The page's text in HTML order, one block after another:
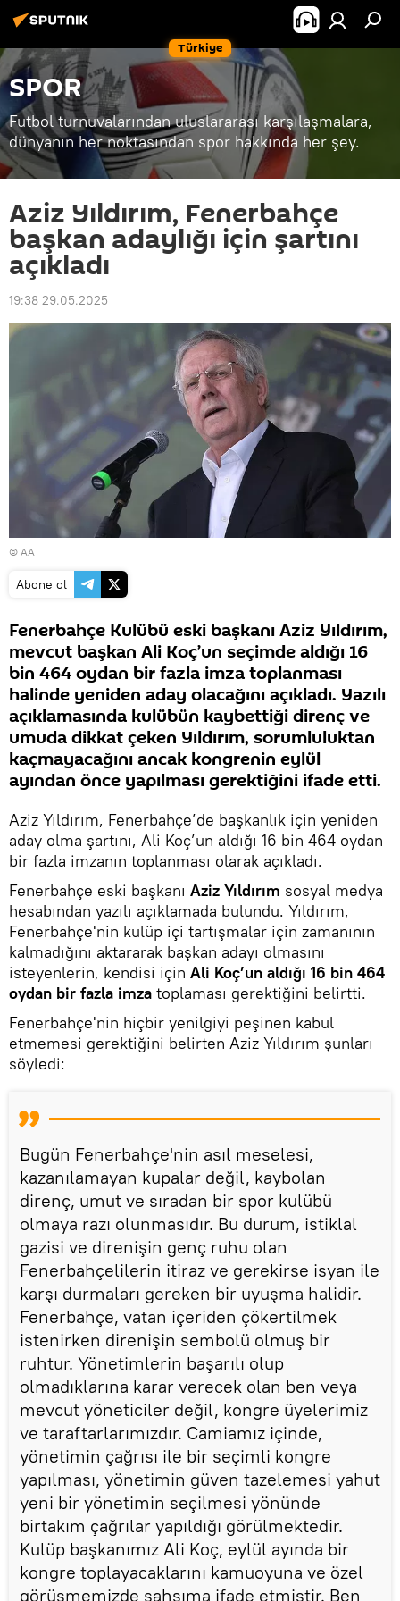
Türkiye
SPOR
Futbol turnuvalarından uluslararası karşılaşmalara,
dünyanın her noktasından spor hakkında her şey.
Aziz Yıldırım, Fenerbahçe
başkan adaylığı için şartını
açıkladı
19:38 29.05.2025
© AA
Abone ol
Fenerbahçe Kulübü eski başkanı Aziz Yıldırım,
mevcut başkan Ali Koç’un seçimde aldığı 16
bin 464 oydan bir fazla imza toplanması
halinde yeniden aday olacağını açıkladı. Yazılı
açıklamasında kulübün kaybettiği direnç ve
umuda dikkat çeken Yıldırım, sorumluluktan
kaçmayacağını ancak kongrenin eylül
ayından önce yapılması gerektiğini ifade etti.
Aziz Yıldırım, Fenerbahçe’de başkanlık için yeniden
aday olma şartını, Ali Koç’un aldığı 16 bin 464 oydan
bir fazla imzanın toplanması olarak açıkladı.
Fenerbahçe eski başkanı Aziz Yıldırım sosyal medya
hesabından yazılı açıklamada bulundu. Yıldırım,
Fenerbahçe'nin kulüp içi tartışmalar için zamanının
kalmadığını aktararak başkan adayı olmasını
isteyenlerin, kendisi için Ali Koç’un aldığı 16 bin 464
oydan bir fazla imza toplaması gerektiğini belirtti.
Fenerbahçe'nin hiçbir yenilgiyi peşinen kabul
etmemesi gerektiğini belirten Aziz Yıldırım şunları
söyledi:
Bugün Fenerbahçe'nin asıl meselesi,
kazanılamayan kupalar değil, kaybolan
direnç, umut ve sıradan bir spor kulübü
olmaya razı olunmasıdır. Bu durum, istiklal
gazisi ve direnişin genç ruhu olan
Fenerbahçelilerin itiraz ve gerekirse isyan ile
karşı durmaları gereken bir uyuşma halidir.
Fenerbahçe, vatan içeriden çökertilmek
istenirken direnişin sembolü olmuş bir
ruhtur. Yönetimlerin başarılı olup
olmadıklarına karar verecek olan ben veya
mevcut yöneticiler değil, kongre üyelerimiz
ve taraftarlarımızdır. Camiamız içinde,
yönetimin çağrısı ile bir seçimli kongre
yapılması, yönetimin güven tazelemesi yahut
yeni bir yönetimin seçilmesi yönünde
birtakım çağrılar yapıldığı görülmektedir.
Kulüp başkanımız Ali Koç, eylül ayında bir
kongre toplayacaklarını kamuoyuna ve özel
görüşmemizde şahsıma ifade etmiştir. Ben